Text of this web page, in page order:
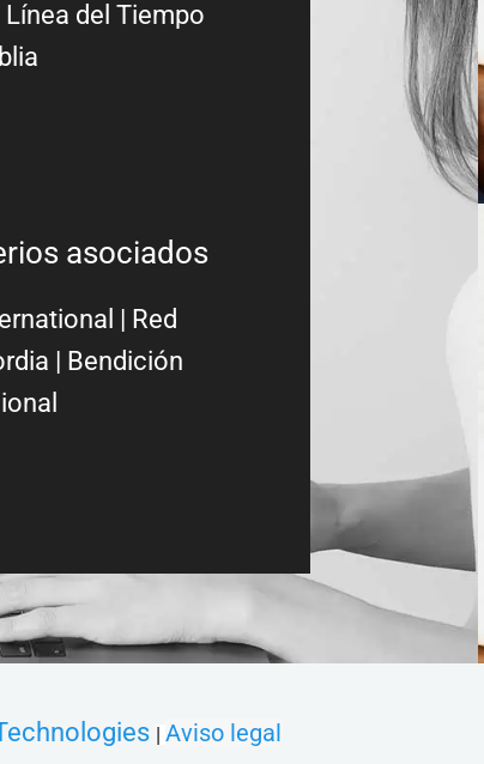
Línea del Tiempo
asociados
| Red
| Bendición
Aviso legal